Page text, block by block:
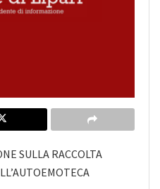
SULLA RACCOLTA